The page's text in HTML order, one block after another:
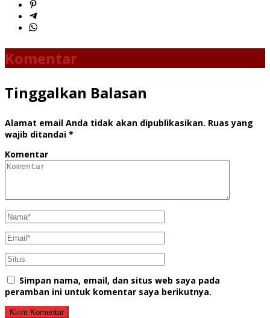
Komentar
Tinggalkan Balasan
Alamat email Anda tidak akan dipublikasikan. Ruas yang
wajib ditandai *
Komentar
Simpan nama, email, dan situs web saya pada
peramban ini untuk komentar saya berikutnya.